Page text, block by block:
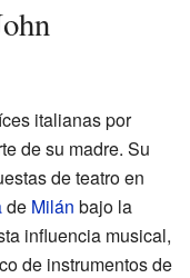
italianas por
de su madre. Su
de teatro en
de Milán bajo la
influencia musical,
de instrumentos de